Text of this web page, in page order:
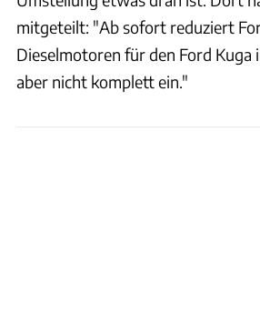
mitgeteilt: "Ab sofort reduziert
Dieselmotoren für den Ford Kuga
aber nicht komplett ein."